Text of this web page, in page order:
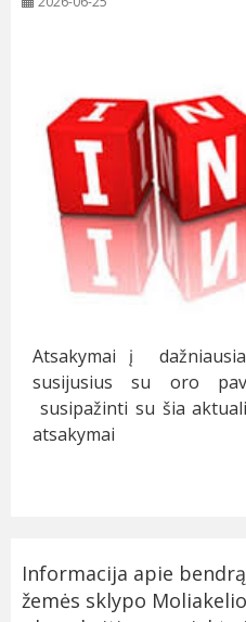
Atsakymai į
susijusius su oro
susipažinti su šia
atsakymai
Informacija apie
žemės sklypo